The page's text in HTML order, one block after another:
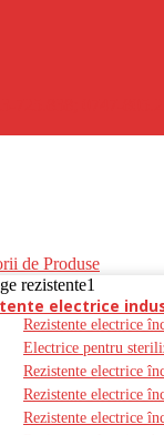
de Produse
electrice
Rezistente electrice
Electrice pentru
Rezistente electrice
Rezistente electrice
Rezistente electrice